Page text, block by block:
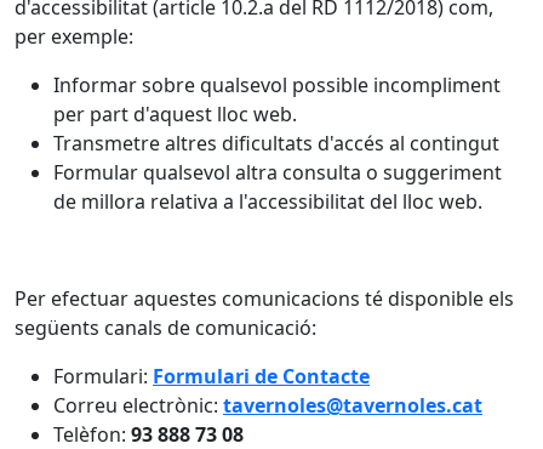
d'accessibilitat (article 10.2.a del RD 1112/2018) com,
per exemple:
Informar sobre qualsevol possible incompliment
per part d'aquest lloc web.
Transmetre altres dificultats d'accés al contingut
Formular qualsevol altra consulta o suggeriment
de millora relativa a l'accessibilitat del lloc web.
Per efectuar aquestes comunicacions té disponible els
següents canals de comunicació:
Formulari: Formulari de Contacte
Correu electrònic: tavernoles@tavernoles.cat
Telèfon: 93 888 73 08